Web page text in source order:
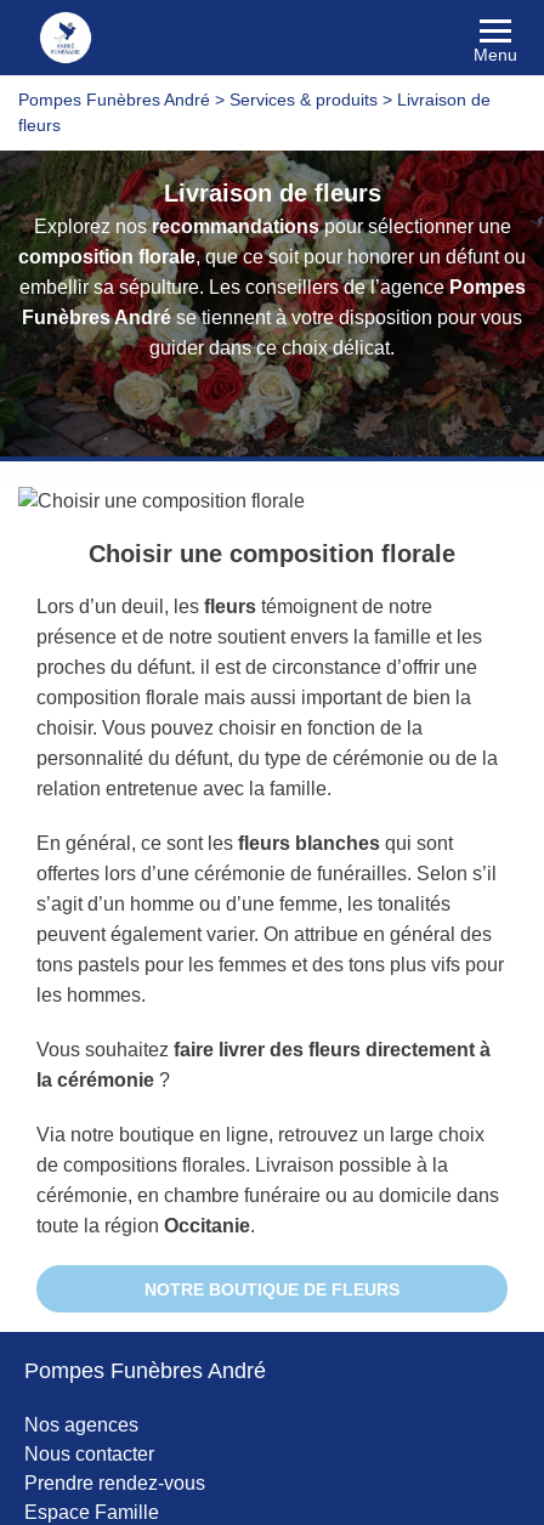
Menu
Pompes Funèbres André > Services & produits > Livraison de
fleurs
Livraison de fleurs
Explorez nosrecommandationspour sélectionner une
composition florale, que ce soit pour honorer un défunt ou
embellir sa sépulture. Les conseillers de l’agencePompes
Funèbres Andrése tiennent à votre disposition pour vous
guider dans ce choix délicat.
Choisir une composition florale
Lors d’un deuil, les fleurs témoignent de notre
présence et de notre soutient envers la famille et les
proches du défunt. il est de circonstance d’offrir une
composition florale mais aussi important de bien la
choisir. Vous pouvez choisir en fonction de la
personnalité du défunt, du type de cérémonie ou de la
relation entretenue avec la famille.
En général, ce sont les fleurs blanches qui sont
offertes lors d’une cérémonie de funérailles. Selon s’il
s’agit d’un homme ou d’une femme, les tonalités
peuvent également varier. On attribue en général des
tons pastels pour les femmes et des tons plus vifs pour
les hommes.
Vous souhaitez faire livrer des fleurs directement à
la cérémonie ?
Via notre boutique en ligne, retrouvez un large choix
de compositions florales. Livraison possible à la
cérémonie, en chambre funéraire ou au domicile dans
toute la région Occitanie.
NOTRE BOUTIQUE DE FLEURS
Pompes Funèbres André
Nos agences
Nous contacter
Prendre rendez-vous
Espace Famille